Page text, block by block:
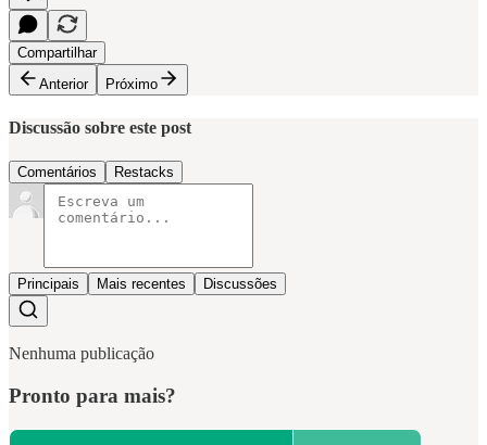
Compartilhar
Anterior
Próximo
Discussão sobre este post
Comentários Restacks
Principais Mais recentes Discussões
Nenhuma publicação
Pronto para mais?